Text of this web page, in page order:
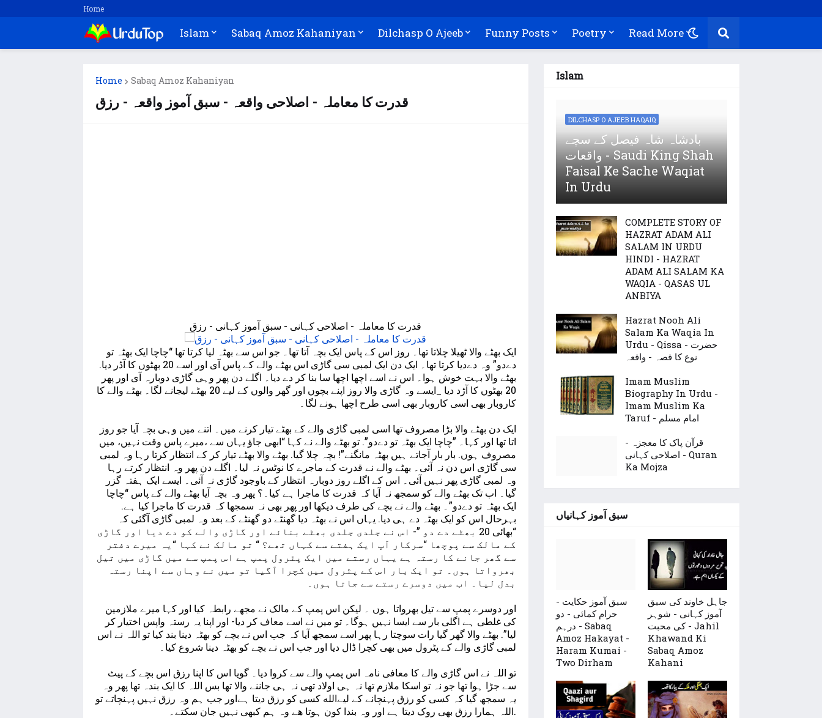
Home
Islam Sabaq Amoz Kahaniyan Dilchasp O Ajeeb Funny Posts Poetry Read More
Home Sabaq Amoz Kahaniyan
قدرت کا معاملہ - اصلاحی واقعہ - سبق آموز واقعہ - رزق
قدرت کا معاملہ - اصلاحی کہانی - سبق آموز کہانی - رزق
ایک بھٹے والا ٹھیلا چلاتا تھا۔ روز اس کے پاس ایک بچہ آتا تھا۔ جو اس سے بھٹہ لیا کرتا تھا “چاچا ایک بھٹہ تو
دےدو” وہ دےدیا کرتا تھا۔ ایک دن ایک لمبی سی گاڑی اس بھٹے والے کے پاس آی اور اسے 20 بھٹوں کا آڈر دیا.
بھٹے والا بہت خوش ہوا۔ اس نے اسے اچھا اچھا سا بنا کر دے دیا۔ اگلے دن پھر وہی گاڑی دوبارہ آی اور پھر
20 بھٹوں کا آڑد دیا _ایسے وہ گاڑی والا روز اپنے بچوں اور گھر والوں کے لیے 20 بھٹے لیجانے لگا۔ بھٹے والے کا
کاروبار بھی اسی کاروبار بھی اسی طرح اچھا ہونے لگا۔
ایک دن بھٹے والا بڑا مصروف تھا اسی لمبی گاڑی والے کے بھٹے تیار کرنے میں۔ اتنے میں وہی بچہ آیا جو روز
اتا تھا اور کہا۔ ”چاچا ایک بھٹہ تو دےدو”. تو بھٹے والے نے کہا “ابھی جاؤ یہاں سے ،میرے پاس وقت نہیں، میں
مصروف ہوں. بار بار آجاتے ہیں بھٹہ مانگنے”! بچہ چلا گیا. بھٹے والا بھٹے تیار کر کے انتظار کرتا رہا وہ لمبی
سی گاڑی اس دن نہ آئی۔ بھٹے والے نے قدرت کے ماجرے کا نوٹس نہ لیا۔ اگلے دن پھر وہ انتظار کرتے رہا
وہ لمبی گاڑی پھر نہیں آئی۔ اس کے اگلے روز دوبارہ انتظار کے باوجود گاڑی نہ آئی۔ ایسے ایک ہفتہ گزر
گیا۔ اب تک بھٹے والے کو سمجھ نہ آیا کہ قدرت کا ماجرا ہے کیا۔؟ پھر وہ بچہ آیا بھٹے والے کے پاس “چاچا
ایک بھٹہ تو دےدو”۔ بھٹے والے نے بچے کی طرف دیکھا اور پھر بھی نہ سمجھا کہ قدرت کا ماجرا کیا ہے.
بہرحال اس کو ایک بھٹہ دے ہی دیا. یہاں اس نے بھٹہ دیا گھنٹے دو گھنٹے کے بعد وہ لمبی گاڑی آگئی کہ
“بھائی 20 بھٹے دے دو ”- اس نے جلدی جلدی بھٹے بنائے اور گاڑی والے کو دے دیا اور گاڑی
کے مالک سے پوچھا “سرکار آپ ایک ہفتے سے کہاں تھے؟ “ تو مالک نے کہا “یہ میرے دفتر
سے گھر جانے کا رستہ ہے یہاں رستے میں ایک پٹرول پمپ ہے اس پمپ سے میں گاڑی میں تیل
بھرواتا ہوں۔ تو ایک بار اس کے پٹرول میں کچرا آگیا تو میں نے وہاں سے اپنا رستہ
بدل لیا۔ اب میں دوسرے رستے سے جاتا ہوں۔
اور دوسرے پمپ سے تیل بھرواتا ہوں ۔ لیکن اس پمپ کے مالک نے مجھے رابطہ کیا اور کہا میرے ملازمین
کی غلطی ہے اگلی بار سے ایسا نہیں ہوگا۔ تو میں نے اسے معاف کر دیا- اور اپنا یہ رستہ واپس اختیار کر
لیا”. بھٹے والا گھر گیا رات سوچتا رہا پھر اسے سمجھ آیا کہ جب اس نے بچے کو بھٹہ دینا بند کیا تو اللہ نے اس
لمبی گاڑی والے کے پٹرول میں بھی کچرا ڈال دیا اور جب اس نے بچے کو بھٹہ دینا شروع کیا۔
تو اللہ نے اس گاڑی والے کا معافی نامہ اس پمپ والے سے کروا دیا۔ گویا اس کا اپنا رزق اس بچے کے پیٹ
سے جڑا ہوا تھا جو نہ تو اسکا ملازم تھا نہ ہی اولاد تھی نہ ہی جاننے والا تھا بس اللہ کا ایک بندہ تھا پھر وہ
یہ سمجھ گیا کہ کسی کو رزق پہنچانے کے لیےاللە کسی کو رزق دیتا ہےاور جب ہم وہ رزق نہیں پہنچاتے تو
اللہ ہمارا رزق بھی روک دیتا ہے اور وہ بندا کون ہوتا هے وہ ہم کبھی نہیں جان سکتے۔.
Islam
DILCHASP O AJEEB HAQAIQ
بادشاہ شاہ فیصل کے سچے
واقعات - Saudi King Shah
Faisal Ke Sache Waqiat
In Urdu
COMPLETE STORY OF
HAZRAT ADAM ALI
SALAM IN URDU
HINDI - HAZRAT
ADAM ALI SALAM KA
WAQIA - QASAS UL
ANBIYA
Hazrat Nooh Ali
Salam Ka Waqia In
Urdu - Qissa - حضرت
نوع کا قصہ - واقعہ
Imam Muslim
Biography In Urdu -
Imam Muslim Ka
Taruf - امام مسلم
قرآن پاک کا معجزہ -
اصلاحی کہانی - Quran
Ka Mojza
سبق آموز کہانیاں
سبق آموز حکایت -
حرام کمائی - دو
درہم - Sabaq
Amoz Hakayat -
Haram Kumai -
Two Dirham
جاہل خاوند کی سبق
آموز کہانی - شوہر
کی محبت - Jahil
Khawand Ki
Sabaq Amoz
Kahani